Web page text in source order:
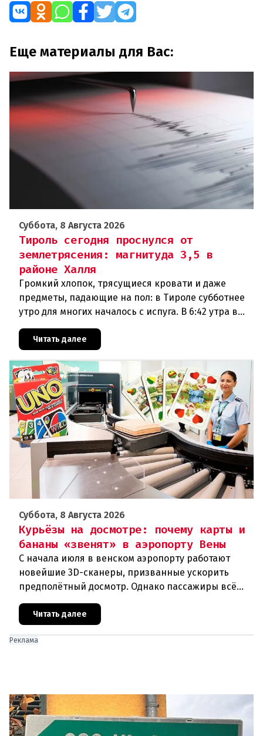
Еще материалы для Вас:
Суббота, 8 Августа 2026
Тироль сегодня проснулся от
землетрясения: магнитуда 3,5 в
районе Халля
Громкий хлопок, трясущиеся кровати и даже
предметы, падающие на пол: в Тироле субботнее
утро для многих началось с испуга. В 6:42 утра в
сейсмологовПо данны
Читать далее
Суббота, 8 Августа 2026
Курьёзы на досмотре: почему карты и
бананы «звенят» в аэропорту Вены
С начала июля в венском аэропорту работают
новейшие 3D-сканеры, призванные ускорить
предполётный досмотр. Однако пассажиры всё
отправляют на дополнительную пров
Читать далее
Реклама